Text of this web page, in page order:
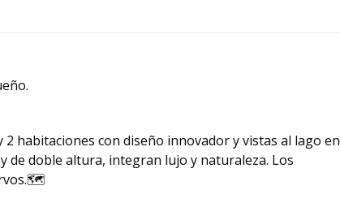
habitaciones con diseño innovador y vistas al lago en
de doble altura, integran lujo y naturaleza. Los